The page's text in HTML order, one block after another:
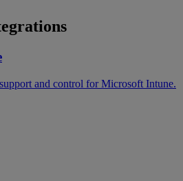
and control for Microsoft Intune.